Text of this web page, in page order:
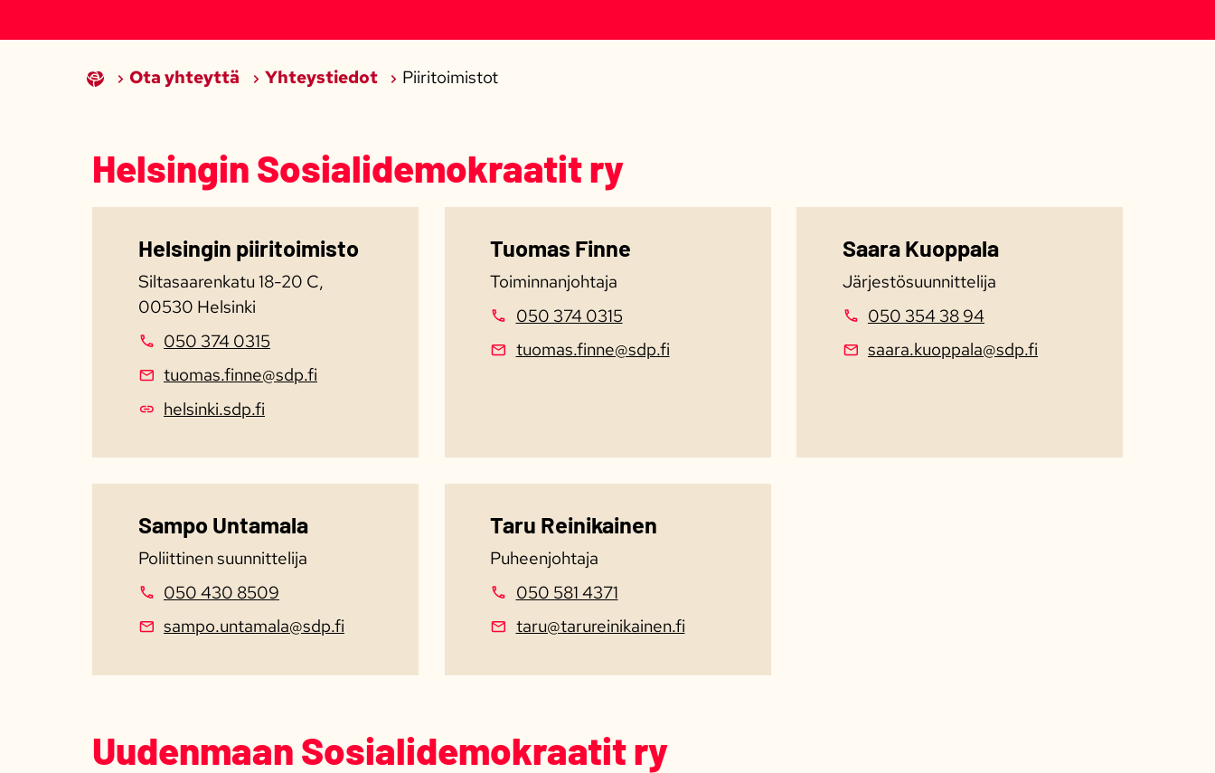
Ota yhteyttä Yhteystiedot Piiritoimistot
Helsingin Sosialidemokraatit ry
Helsingin piiritoimisto
Siltasaarenkatu 18-20 C,
00530 Helsinki
050 374 0315
tuomas.finne@sdp.fi
helsinki.sdp.fi
Tuomas Finne
Toiminnanjohtaja
050 374 0315
tuomas.finne@sdp.fi
Saara Kuoppala
Järjestösuunnittelija
050 354 38 94
saara.kuoppala@sdp.fi
Sampo Untamala
Poliittinen suunnittelija
050 430 8509
sampo.untamala@sdp.fi
Taru Reinikainen
Puheenjohtaja
050 581 4371
taru@tarureinikainen.fi
Uudenmaan Sosialidemokraatit ry